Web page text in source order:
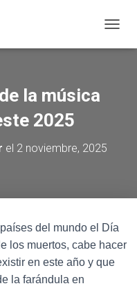
la música
2025
el 2 noviembre, 2025
del mundo el Día
los muertos, cabe hacer
en este año y que
la farándula en